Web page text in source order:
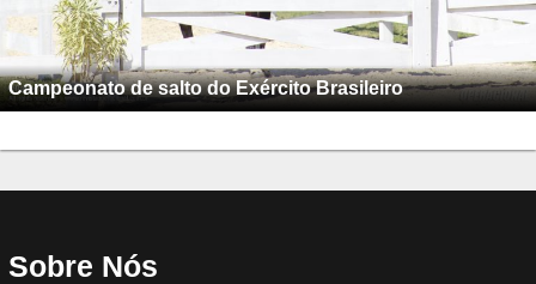
Campeonato de salto do Exército Brasileiro
Sobre Nós